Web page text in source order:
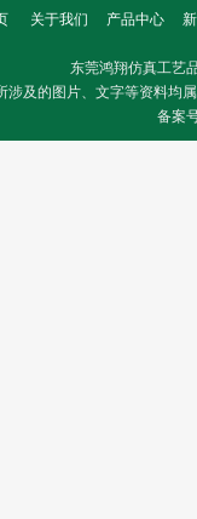
关于我们 产品中心
东莞鸿翔仿真工艺
涉及的图片、文字等资料均
备案